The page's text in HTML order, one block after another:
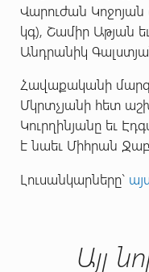
Վարուժան
կգ), Շամիր Աթյան
Անդրանիկ
Հավաքականի
Մկրտչյանի հետ
Կուրղինյանը եւ
է նաեւ Միհրան
Լուսանկարները`
Այլ